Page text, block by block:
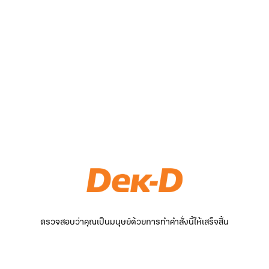
ตรวจสอบว่าคุณเป็นมนุษย์ด้วยการทำคำสั่งนี้ให้เสร็จสิ้น